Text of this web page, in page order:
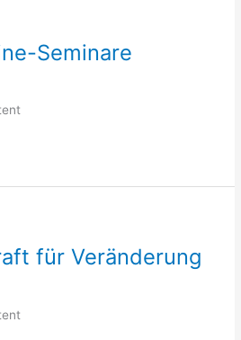
Seminare
für Veränderung